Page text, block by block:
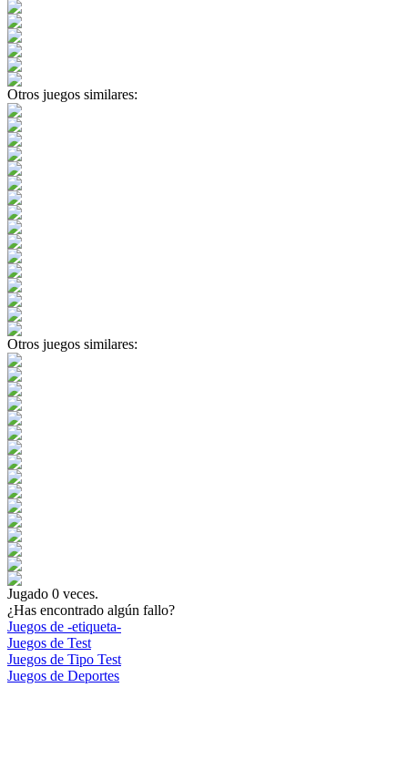
Otros juegos similares:
Otros juegos similares:
Jugado 0 veces.
¿Has encontrado algún fallo?
Juegos de -etiqueta-
Juegos de Test
Juegos de Tipo Test
Juegos de Deportes